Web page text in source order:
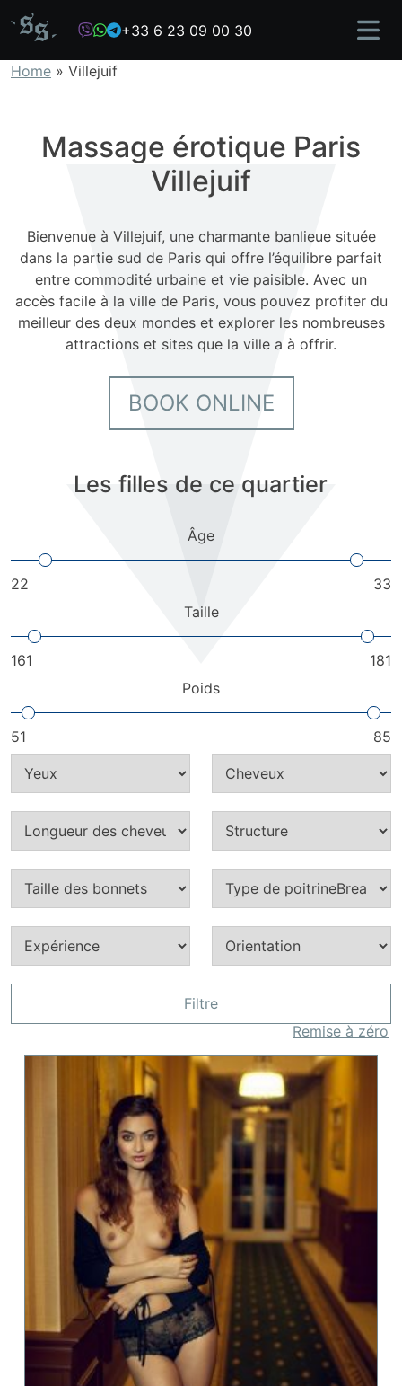
+33 6 23 09 00 30
Home » Villejuif
Massage érotique Paris
Villejuif
Bienvenue à Villejuif, une charmante banlieue située
dans la partie sud de Paris qui offre l’équilibre parfait
entre commodité urbaine et vie paisible. Avec un
accès facile à la ville de Paris, vous pouvez profiter du
meilleur des deux mondes et explorer les nombreuses
attractions et sites que la ville a à offrir.
BOOK ONLINE
Les filles de ce quartier
Âge
22
33
Taille
161
181
Poids
51 85
Filtre
Remise à zéro